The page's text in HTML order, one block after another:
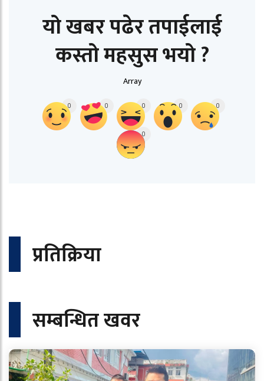
यो खबर पढेर तपाईलाई
कस्तो महसुस भयो ?
Array
0 0 0 0 0
0
प्रतिक्रिया
सम्बन्धित खवर